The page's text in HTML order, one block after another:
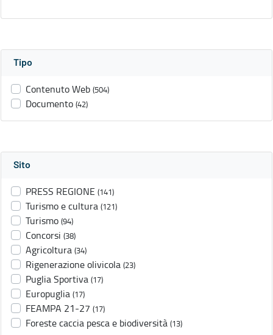
Tipo
Contenuto Web (504)
Documento (42)
Sito
PRESS REGIONE (141)
Turismo e cultura (121)
Turismo (94)
Concorsi (38)
Agricoltura (34)
Rigenerazione olivicola (23)
Puglia Sportiva (17)
Europuglia (17)
FEAMPA 21-27 (17)
Foreste caccia pesca e biodiversità (13)